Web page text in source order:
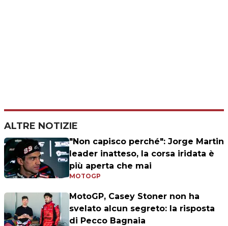
ALTRE NOTIZIE
"Non capisco perché": Jorge Martin
leader inatteso, la corsa iridata è
più aperta che mai
MOTOGP
MotoGP, Casey Stoner non ha
svelato alcun segreto: la risposta
di Pecco Bagnaia